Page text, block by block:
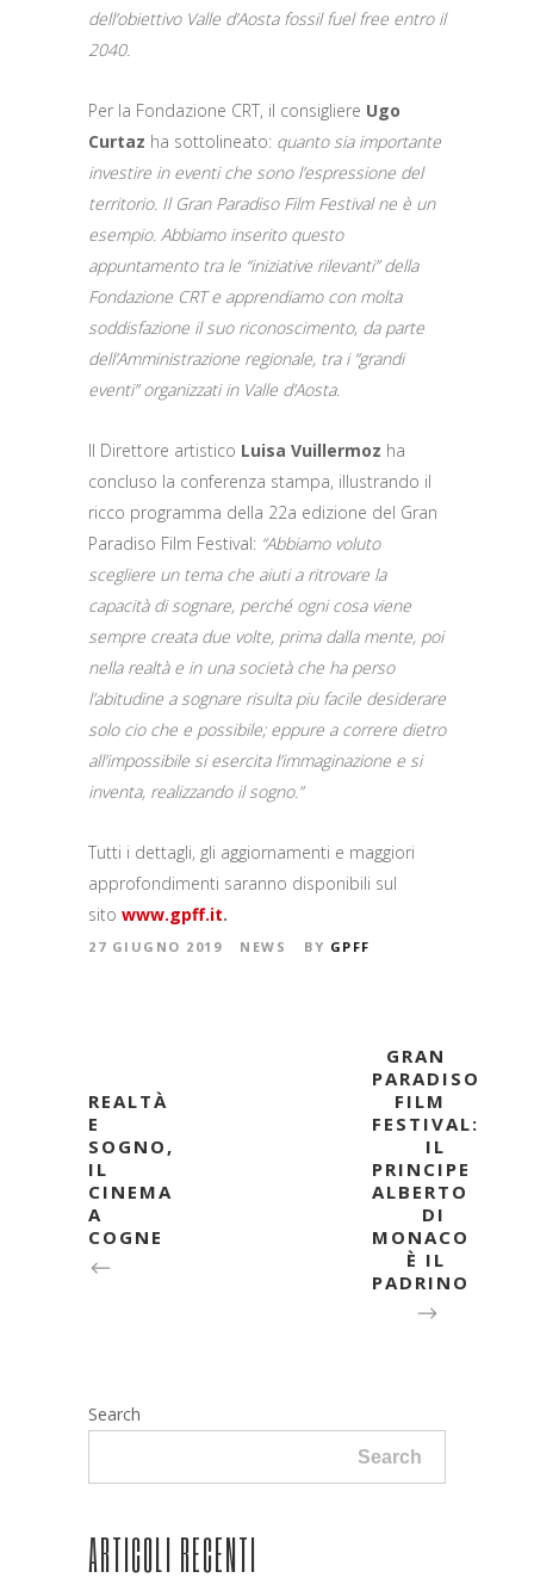
dell’obiettivo Valle d’Aosta fossil fuel free entro il
2040.
Per la Fondazione CRT, il consigliere Ugo
Curtaz ha sottolineato: quanto sia importante
investire in eventi che sono l’espressione del
territorio. Il Gran Paradiso Film Festival ne è un
esempio. Abbiamo inserito questo
appuntamento tra le “iniziative rilevanti” della
Fondazione CRT e apprendiamo con molta
soddisfazione il suo riconoscimento, da parte
dell’Amministrazione regionale, tra i “grandi
eventi” organizzati in Valle d’Aosta.
Il Direttore artistico Luisa Vuillermoz ha
concluso la conferenza stampa, illustrando il
ricco programma della 22a edizione del Gran
Paradiso Film Festival: “Abbiamo voluto
scegliere un tema che aiuti a ritrovare la
capacità di sognare, perché ogni cosa viene
sempre creata due volte, prima dalla mente, poi
nella realtà e in una società che ha perso
l’abitudine a sognare risulta piu facile desiderare
solo cio che e possibile; eppure a correre dietro
all’impossibile si esercita l’immaginazione e si
inventa, realizzando il sogno.”
Tutti i dettagli, gli aggiornamenti e maggiori
approfondimenti saranno disponibili sul
sito www.gpff.it.
27 GIUGNO 2019 NEWS BY GPFF
REALTÀ
E
SOGNO,
IL
CINEMA
A
COGNE
GRAN
PARADISO
FILM
FESTIVAL:
IL
PRINCIPE
ALBERTO
DI
MONACO
È IL
PADRINO
Search
Search
ARTICOLI RECENTI